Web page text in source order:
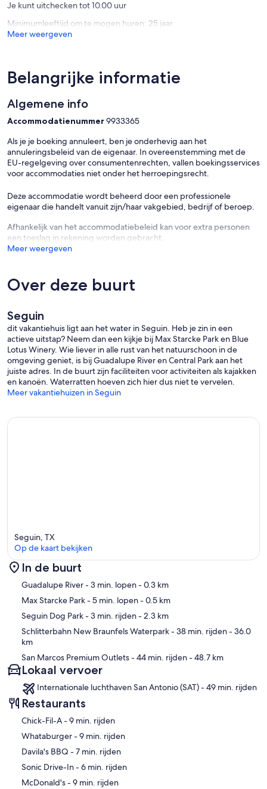
FAQ
- 1 exterior security camera (outward facing)
- Seasonal critters
- Quiet hours (after 10:00 PM)
- 2-story home (split level)
- Stairs required to access
PARKING
- Garage (2 vehicles), parking slab (2 vehicles)
- Ample driveway parking
- RV/trailer parking
-- THE LOCATION --
- Over an acre of land with on-site access to the Guadalupe River,
half a mile from the community boat ramp
- 3 miles to ZDT’s Amusement Park & Texas Lutheran University
- 19 miles to New Braunfels: Schlitterbahn Waterpark, Gruene
Historic District, Gruene Hall, Landa Park, Prince Solms Park, Fischer
Park, Animal World & Snake Farm Zoo, Rockin R River Rides, Comal
Springs
- 19 miles to Comal River: tubing, boating, fishing, canoeing,
- 38 miles to San Antonio: The Alamo, San Antonio River Walk, Six
Flags Fiesta Texas
-- REST EASY WITH US --
Evolve makes it easy to find and book properties you’ll never want
to leave. You can relax knowing that our properties will always be
ready for you and that we’ll answer the phone 24/7. Even better, if
anything is off about your stay, we’ll make it right. You can count on
our homes and our people to make you feel welcome — because
we know what vacation means to you.
-- POLICIES --
- This 2-story, split-level home requires stairs to access
- Your safety matters. The property features an exterior security
camera located on the front porch facing the driveway. The camera
is outward facing and does not look into interior spaces. The camera
records video when activated by motion
- The fireplaces are decorative and not for guest use
- The lawn will be serviced every other Wednesday. The pool will be
- No jumping, diving, or climbing on the water feature by the pool
- There are seasonal caterpillars in the region and there may be
caterpillars in the yard during the spring and summertime
- The seasonal pool is not available from November through
February
Je kunt uitchecken tot 10.00 uur
Minimumleeftijd om te mogen huren: 25 jaar
Meer weergeven
Belangrijke informatie
Algemene info
Accommodatienummer9933365
Als je je boeking annuleert, ben je onderhevig aan het
annuleringsbeleid van de eigenaar. In overeenstemming met de
EU-regelgeving over consumentenrechten, vallen boekingsservices
voor accommodaties niet onder het herroepingsrecht.
Deze accommodatie wordt beheerd door een professionele
eigenaar die handelt vanuit zijn/haar vakgebied, bedrijf of beroep.
Afhankelijk van het accommodatiebeleid kan voor extra personen
een toeslag in rekening worden gebracht.
Meer weergeven
Over deze buurt
Seguin
dit vakantiehuis ligt aan het water in Seguin. Heb je zin in een
actieve uitstap? Neem dan een kijkje bij Max Starcke Park en Blue
Lotus Winery. Wie liever in alle rust van het natuurschoon in de
omgeving geniet, is bij Guadalupe River en Central Park aan het
juiste adres. In de buurt zijn faciliteiten voor activiteiten als kajakken
en kanoën. Waterratten hoeven zich hier dus niet te vervelen.
Meer vakantiehuizen in Seguin
Kaart
Seguin, TX
Op de kaart bekijken
In de buurt
Guadalupe River- 3 min. lopen- 0.3 km
Max Starcke Park- 5 min. lopen- 0.5 km
Seguin Dog Park- 3 min. rijden- 2.3 km
Schlitterbahn New Braunfels Waterpark- 38 min. rijden- 36.0
km
San Marcos Premium Outlets- 44 min. rijden- 48.7 km
Lokaal vervoer
Internationale luchthaven San Antonio (SAT) - 49 min. rijden
Restaurants
‪Chick-Fil-A - ‬9 min. rijden
‪Whataburger - ‬9 min. rijden
‪Davila's BBQ - ‬7 min. rijden
‪Sonic Drive-In - ‬6 min. rijden
‪McDonald's - ‬9 min. rijden